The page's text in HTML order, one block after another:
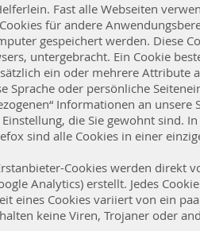
Fast alle Webseiten
für andere
gespeichert werden. Diese
untergebracht. Ein Cookie
ein oder mehrere Attribute
Sprache oder persönliche
Informationen an unsere
die Sie gewohnt sind.
sind alle Cookies in einer
Cookies werden direkt
Analytics) erstellt. Jedes
eines Cookies variiert von ein
keine Viren, Trojaner oder